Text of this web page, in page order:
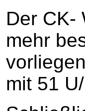
Der CK-
mehr
mit 51